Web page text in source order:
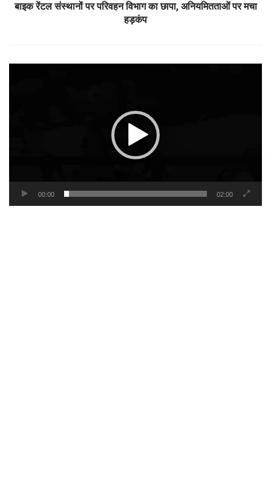
बाइक रेंटल संस्थानों पर परिवहन विभाग का छापा, अनियमितताओं पर मचा
हड़कंप
00:00 02:00